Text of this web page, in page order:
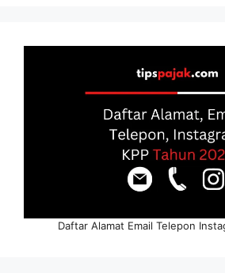
Daftar Alamat Email Telepon